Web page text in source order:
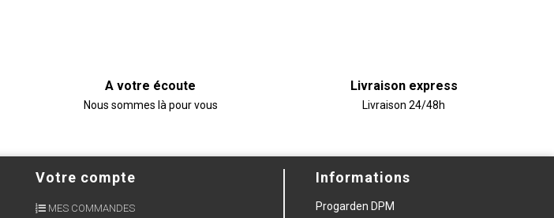
A votre écoute
Nous sommes là pour vous
Livraison express
Livraison 24/48h
Votre compte
MES COMMANDES
Informations
Progarden DPM